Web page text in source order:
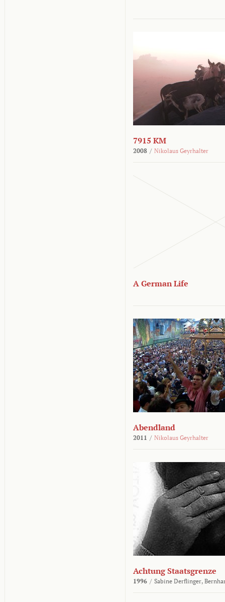
7915 KM
2008 / Nikolaus Geyrhalter
A German Life
Abendland
2011 / Nikolaus Geyrhalter
Achtung Staatsgrenze
1996 / Sabine Derflinger,